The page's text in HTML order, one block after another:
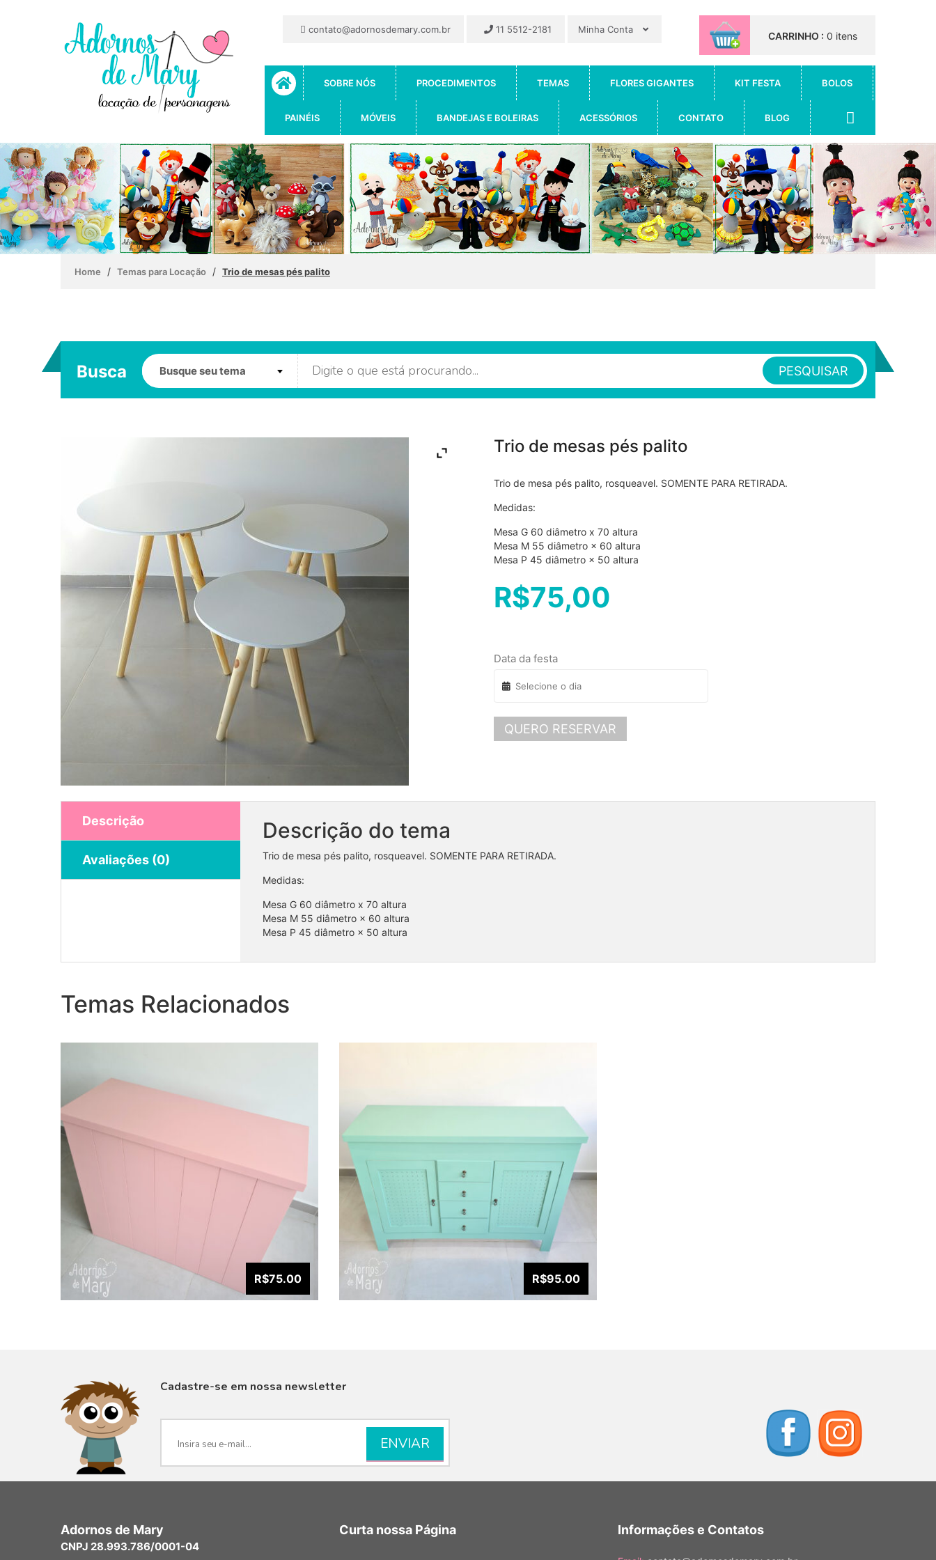
CARRINHO : 0 itens
contato@adornosdemary.com.br 11 5512-2181 Minha Conta
SOBRE NÓS PROCEDIMENTOS TEMAS FLORES GIGANTES KIT FESTA BOLOS
PAINÉIS MÓVEIS BANDEJAS E BOLEIRAS ACESSÓRIOS CONTATO BLOG
Home / Temas para Locação / Trio de mesas pés palito
Busca PESQUISAR
Trio de mesas pés palito
Trio de mesa pés palito, rosqueavel. SOMENTE PARA RETIRADA.
Medidas:
Mesa G 60 diâmetro x 70 altura
Mesa M 55 diâmetro × 60 altura
Mesa P 45 diâmetro × 50 altura
R$75,00
Data da festa
QUERO RESERVAR
Descrição
Avaliações (0)
Descrição do tema
Trio de mesa pés palito, rosqueavel. SOMENTE PARA RETIRADA.
Medidas:
Mesa G 60 diâmetro x 70 altura
Mesa M 55 diâmetro × 60 altura
Mesa P 45 diâmetro × 50 altura
Temas Relacionados
R$75.00
VISUALIZAR
R$95.00
VISUALIZAR
Cadastre-se em nossa newsletter
Adornos de Mary
CNPJ 28.993.786/0001-04
Curta nossa Página Informações e Contatos